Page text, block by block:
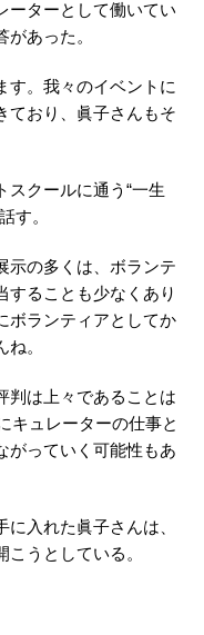
ターとして働いてい
あった。
す。我々のイベントに
ており、眞子さんもそ
クールに通う“一生
す。
示の多くは、ボランテ
することも少なくあり
ボランティアとしてか
。
は上々であることは
キュレーターの仕事と
がっていく可能性もあ
入れた眞子さんは、
うとしている。